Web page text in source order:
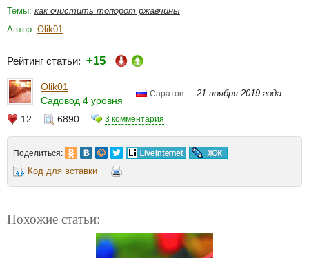
Темы: как очистить топорот ржавчины
Автор: Olik01
Рейтинг статьи: +15
Olik01
Садовод 4 уровня
Саратов 21 ноября 2019 года
12 6890 3 комментария
Поделиться:
Код для вставки
Похожие статьи: